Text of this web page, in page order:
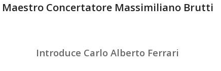
Maestro Concertatore Massimiliano Brutti
Introduce Carlo Alberto Ferrari